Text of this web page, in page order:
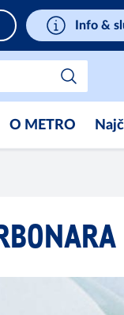
Info &
O METRO